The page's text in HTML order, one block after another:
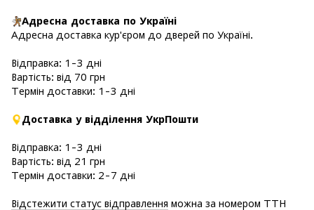
Адресна доставка по Україні
Адресна доставка кур'єром до дверей по Україні.
Відправка: 1-3 дні
Вартість: від 70 грн
Термін доставки: 1-3 дні
Доставка у відділення УкрПошти
Відправка: 1-3 дні
Вартість: від 21 грн
Термін доставки: 2-7 дні
Відстежити статус відправлення можна за номером ТТН